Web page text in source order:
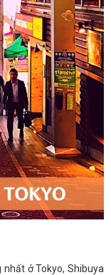
ở Tokyo, Shibuya